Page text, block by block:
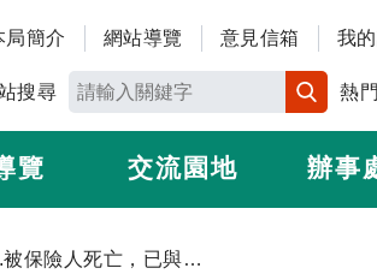
局簡介 網站導覽 意見信箱 我
搜尋 熱
覽 交流園地 辦事
6.被保險人死亡，已與配偶離婚，其子女未成年，如何請領本人死亡給付？